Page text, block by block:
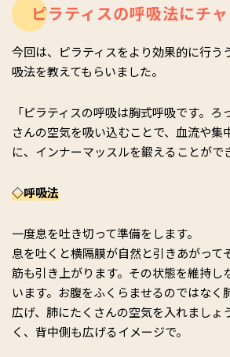
ピラティスの呼吸法にチャ
今回は、ピラティスをより効果的に行う
吸法を教えてもらいました。
「ピラティスの呼吸は胸式呼吸です。ろ
さんの空気を吸い込むことで、血流や集
に、インナーマッスルを鍛えることがで
◇呼吸法
一度息を吐き切って準備をします。
息を吐くと横隔膜が自然と引きあがって
筋も引き上がります。その状態を維持し
います。お腹をふくらませるのではなく
広げ、肺にたくさんの空気を入れましょ
く、背中側も広げるイメージで。